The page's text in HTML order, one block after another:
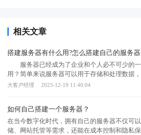
相关文章
搭建服务器有什么用?怎么搭建自己的服务器
服务器已经成为了企业和个人必不可少的一
用？简单来说服务器可以用于存储和处理数据
网络服务。对于互联网企业来说是必不可少
庭影音娱乐系统。搭建私人的NAS（网络附加
管理和访问数据。 2.托管网站 服务器也
用户在浏览器上输入一个网址，服务器就会返
大客户经理 2023-12-19 11:40:04
如何自己搭建一个服务器？
在当今数字化时代，拥有自己的服务器不仅可
储、网站托管等需求，还能在成本控制和隐私